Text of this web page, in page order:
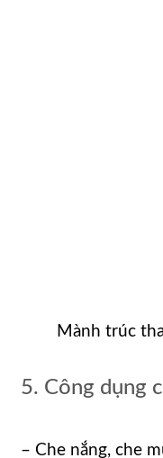
Mành trúc
5. Công dụng
– Che nắng, che